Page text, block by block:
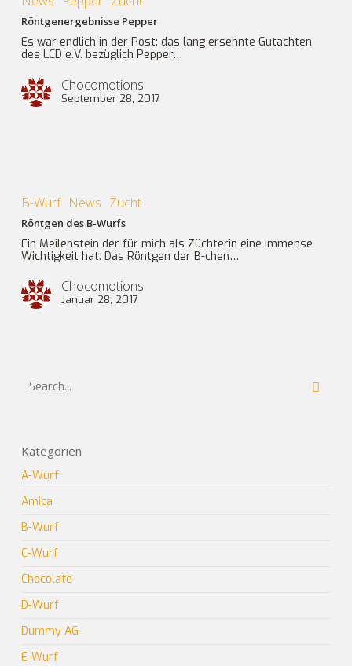
Röntgenergebnisse Pepper
Es war endlich in der Post: das lang ersehnte Gutachten
des LCD e.V. bezüglich Pepper…
Chocomotions
September 28, 2017
B-
Wurfs
B-Wurf News Zucht
Röntgen des B-Wurfs
Ein Meilenstein der für mich als Züchterin eine immense
Wichtigkeit hat. Das Röntgen der B-chen…
Chocomotions
Januar 28, 2017
Kategorien
A-Wurf
Amica
B-Wurf
C-Wurf
Chocolate
D-Wurf
Dummy AG
E-Wurf